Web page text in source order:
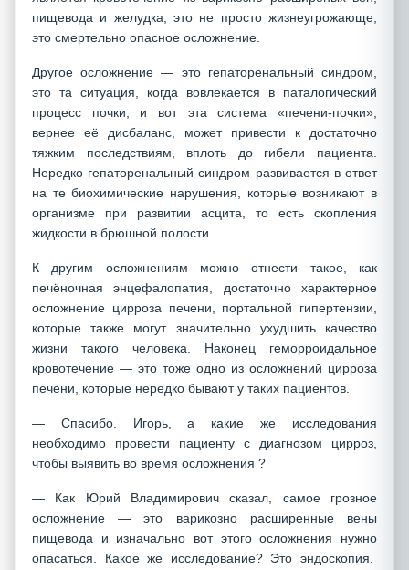
пищевода и желудка, это не просто жизнеугрожающе,
это смертельно опасное осложнение.
Другое осложнение — это гепаторенальный синдром,
это та ситуация, когда вовлекается в паталогический
процесс почки, и вот эта система «печени-почки»,
вернее её дисбаланс, может привести к достаточно
тяжким последствиям, вплоть до гибели пациента.
Нередко гепаторенальный синдром развивается в ответ
на те биохимические нарушения, которые возникают в
организме при развитии асцита, то есть скопления
жидкости в брюшной полости.
К другим осложнениям можно отнести такое, как
печёночная энцефалопатия, достаточно характерное
осложнение цирроза печени, портальной гипертензии,
которые также могут значительно ухудшить качество
жизни такого человека. Наконец геморроидальное
кровотечение — это тоже одно из осложнений цирроза
печени, которые нередко бывают у таких пациентов.
— Спасибо. Игорь, а какие же исследования
необходимо провести пациенту с диагнозом цирроз,
чтобы выявить во время осложнения ?
— Как Юрий Владимирович сказал, самое грозное
осложнение — это варикозно расширенные вены
пищевода и изначально вот этого осложнения нужно
опасаться. Какое же исследование? Это эндоскопия.